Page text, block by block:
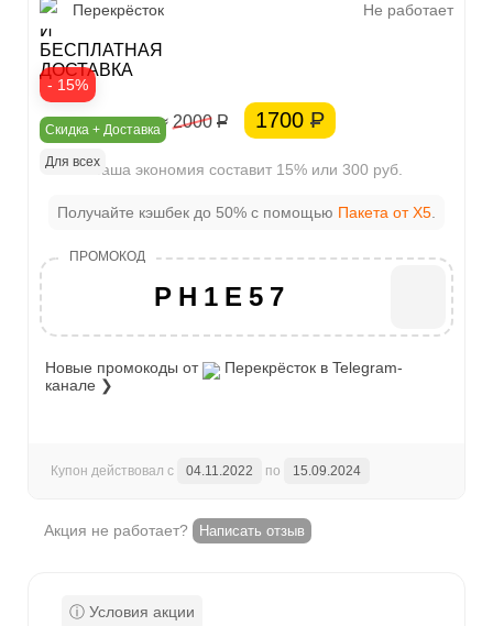
- 15%
СКИДКА
И
БЕСПЛАТНАЯ
ДОСТАВКА
Перекрёсток Не работает
≈ 2000 Р 1700 Р
Ваша экономия составит 15% или 300 руб.
Получайте кэшбек до 50% с помощью Пакета от X5
PH1E57
Новые промокоды от Перекрёсток в Telegram-
канале ❯
Скидка + Доставка
Для всех
Купон действовал с 04.11.2022 по 15.09.2024
Акция не работает? Написать отзыв